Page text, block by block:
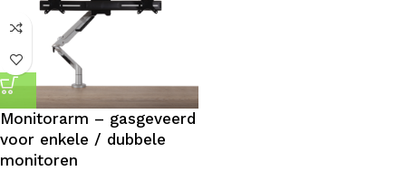
Monitorarm – gasgeveerd
voor enkele / dubbele
monitoren